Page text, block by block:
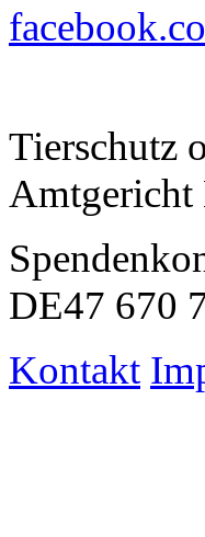
Tierschutz
Amtgericht
DE47 670
Kontakt